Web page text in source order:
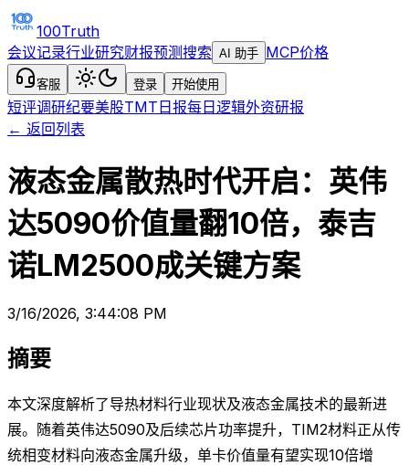
100Truth
会议记录行业研究财报预测搜索 AI 助手 MCP价格
客服 登录 开始使用
短评调研纪要美股TMT日报每日逻辑外资研报
← 返回列表
液态金属散热时代开启：英伟
达5090价值量翻10倍，泰吉
诺LM2500成关键方案
3/16/2026, 3:44:08 PM
摘要
本文深度解析了导热材料行业现状及液态金属技术的最新进
展。随着英伟达5090及后续芯片功率提升，TIM2材料正从传
统相变材料向液态金属升级，单卡价值量有望实现10倍增